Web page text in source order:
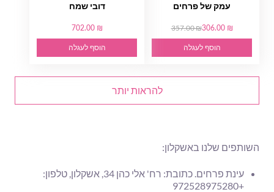
עמק של פרחים
306.00 ₪
357.00 ₪
הוסף לעגלה
דובי שמח
702.00 ₪
הוסף לעגלה
להראות יותר
השותפים שלנו באשקלון:
עינת פרחים. כתובת: רח' אלי כהן 34, אשקלון, טלפון:
+972528975280